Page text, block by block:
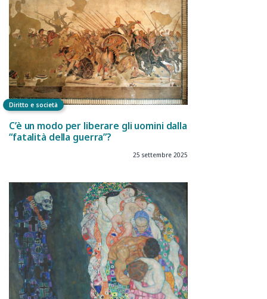
Diritto e società
C’è un modo per liberare gli uomini dalla
“fatalità della guerra”?
25 settembre 2025